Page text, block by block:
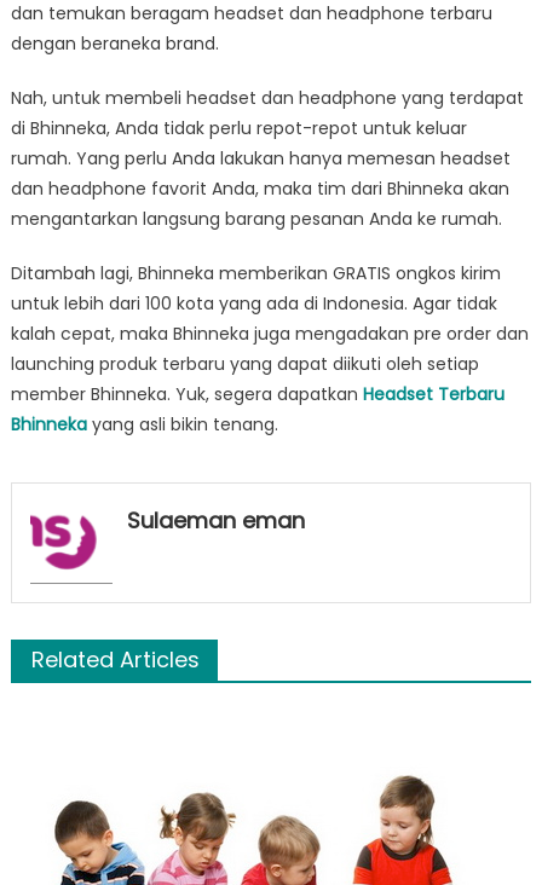
dan temukan beragam headset dan headphone terbaru
dengan beraneka brand.
Nah, untuk membeli headset dan headphone yang terdapat
di Bhinneka, Anda tidak perlu repot-repot untuk keluar
rumah. Yang perlu Anda lakukan hanya memesan headset
dan headphone favorit Anda, maka tim dari Bhinneka akan
mengantarkan langsung barang pesanan Anda ke rumah.
Ditambah lagi, Bhinneka memberikan GRATIS ongkos kirim
untuk lebih dari 100 kota yang ada di Indonesia. Agar tidak
kalah cepat, maka Bhinneka juga mengadakan pre order dan
launching produk terbaru yang dapat diikuti oleh setiap
member Bhinneka. Yuk, segera dapatkan Headset Terbaru
Bhinneka yang asli bikin tenang.
Sulaeman eman
Related Articles